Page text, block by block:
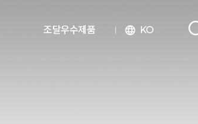
조달우수제품 language KO